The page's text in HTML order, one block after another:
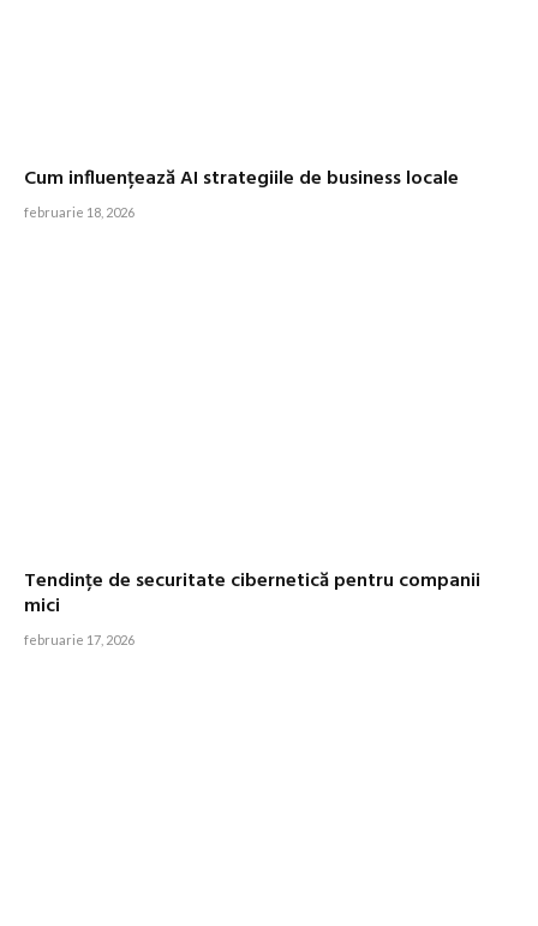
Cum influențează AI strategiile de business locale
februarie 18, 2026
Tendințe de securitate cibernetică pentru companii
mici
februarie 17, 2026